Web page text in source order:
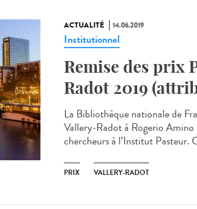
ACTUALITÉ 14.06.2019
Institutionnel
Remise des prix
Radot 2019
La Bibliothèque nationale de
Vallery-Radot à Rogerio
chercheurs à l’Institut Pasteur.
PRIX VALLERY-RADOT